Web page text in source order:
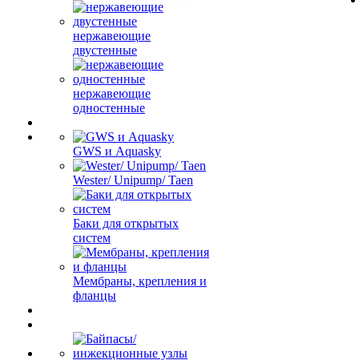
нержавеющие
двустенные
нержавеющие
одностенные
GWS и Aquasky
Wester/ Unipump/ Taen
Баки для открытых
систем
Мембраны, крепления и
фланцы